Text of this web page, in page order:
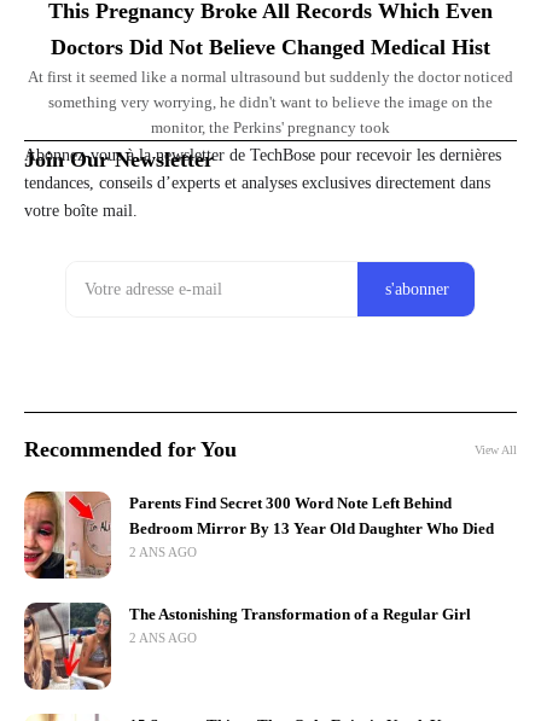
This Pregnancy Broke All Records Which Even
Doctors Did Not Believe Changed Medical Hist
At first it seemed like a normal ultrasound but suddenly the doctor noticed
something very worrying, he didn't want to believe the image on the
monitor, the Perkins' pregnancy took
Join Our Newsletter
Abonnez-vous à la newsletter de TechBose pour recevoir les dernières
tendances, conseils d’experts et analyses exclusives directement dans
votre boîte mail.
Recommended for You View All
Parents Find Secret 300 Word Note Left Behind
Bedroom Mirror By 13 Year Old Daughter Who Died
2 ANS AGO
The Astonishing Transformation of a Regular Girl
2 ANS AGO